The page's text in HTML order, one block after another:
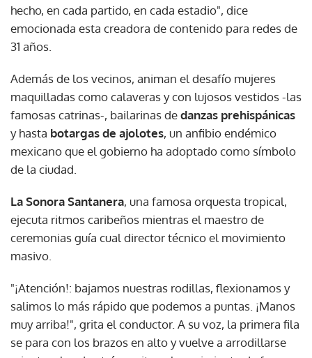
hecho, en cada partido, en cada estadio", dice
emocionada esta creadora de contenido para redes de
31 años.
Además de los vecinos, animan el desafío mujeres
maquilladas como calaveras y con lujosos vestidos -las
famosas catrinas-, bailarinas dedanzas prehispánicas
y hasta botargas de ajolotes, un anfibio endémico
mexicano que el gobierno ha adoptado como símbolo
de la ciudad.
La Sonora Santanera, una famosa orquesta tropical,
ejecuta ritmos caribeños mientras el maestro de
ceremonias guía cual director técnico el movimiento
masivo.
"¡Atención!: bajamos nuestras rodillas, flexionamos y
salimos lo más rápido que podemos a puntas. ¡Manos
muy arriba!", grita el conductor. A su voz, la primera fila
se para con los brazos en alto y vuelve a arrodillarse